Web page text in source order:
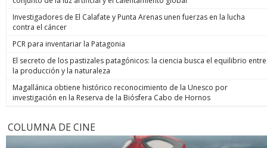
Investigadores de El Calafate y Punta Arenas unen fuerzas en la lucha
contra el cáncer
PCR para inventariar la Patagonia
El secreto de los pastizales patagónicos: la ciencia busca el equilibrio entre
la producción y la naturaleza
Magallánica obtiene histórico reconocimiento de la Unesco por
investigación en la Reserva de la Biósfera Cabo de Hornos
COLUMNA DE CINE